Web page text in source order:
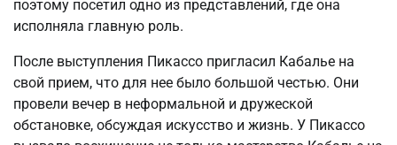
поэтому посетил одно из представлений, где она
исполняла главную роль.
После выступления Пикассо пригласил Кабалье на
свой прием, что для нее было большой честью. Они
провели вечер в неформальной и дружеской
обстановке, обсуждая искусство и жизнь. У Пикассо